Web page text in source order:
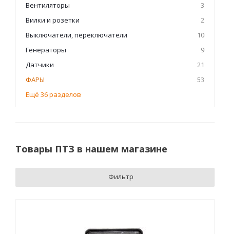
Вентиляторы
3
Вилки и розетки
2
Выключатели, переключатели
10
Генераторы
9
Датчики
21
ФАРЫ
53
Ещё 36 разделов
Товары ПТЗ в нашем магазине
Фильтр